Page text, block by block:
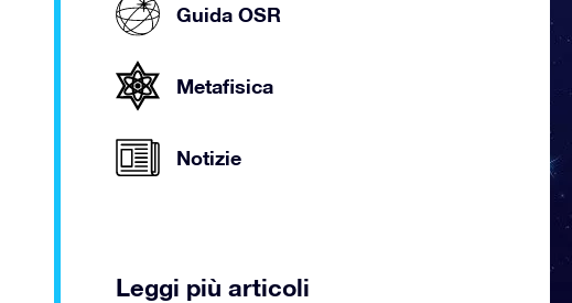
Guida OSR
Metafisica
Notizie
Leggi più articoli